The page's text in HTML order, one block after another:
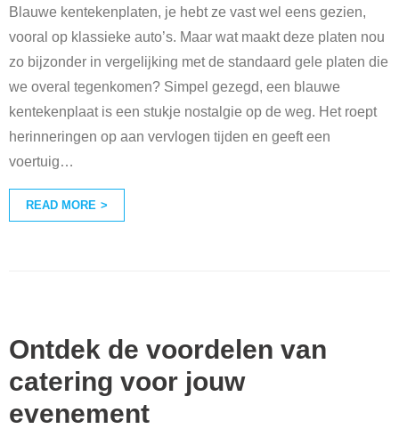
Blauwe kentekenplaten, je hebt ze vast wel eens gezien,
vooral op klassieke auto’s. Maar wat maakt deze platen nou
zo bijzonder in vergelijking met de standaard gele platen die
we overal tegenkomen? Simpel gezegd, een blauwe
kentekenplaat is een stukje nostalgie op de weg. Het roept
herinneringen op aan vervlogen tijden en geeft een
voertuig…
READ MORE
Ontdek de voordelen van
catering voor jouw
evenement